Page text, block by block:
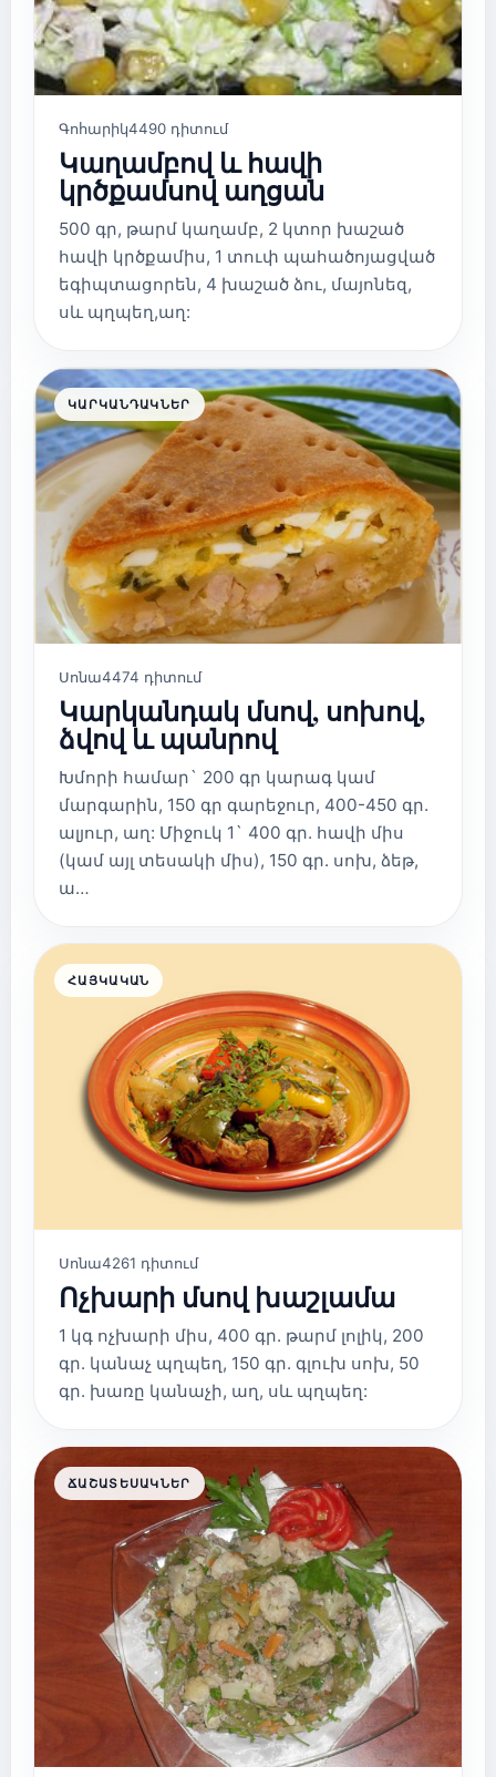
Գոհարիկ4490 դիտում
Կաղամբով և հավի
կրծքամսով աղցան
500 գր, թարմ կաղամբ, 2 կտոր խաշած
հավի կրծքամիս, 1 տուփ պահածոյացված
եգիպտացորեն, 4 խաշած ձու, մայոնեզ,
սև պղպեղ,աղ:
ԿԱՐԿԱՆԴԱԿՆԵՐ
Սոնա4474 դիտում
Կարկանդակ մսով, սոխով,
ձվով և պանրով
Խմորի համար` 200 գր կարագ կամ
մարգարին, 150 գր գարեջուր, 400-450 գր.
ալյուր, աղ: Միջուկ 1` 400 գր. հավի միս
(կամ այլ տեսակի միս), 150 գր. սոխ, ձեթ,
ա…
ՀԱՅԿԱԿԱՆ
Սոնա4261 դիտում
Ոչխարի մսով խաշլամա
1 կգ ոչխարի միս, 400 գր. թարմ լոլիկ, 200
գր. կանաչ պղպեղ, 150 գր. գլուխ սոխ, 50
գր. խառը կանաչի, աղ, սև պղպեղ:
ՃԱՇԱՏԵՍԱԿՆԵՐ